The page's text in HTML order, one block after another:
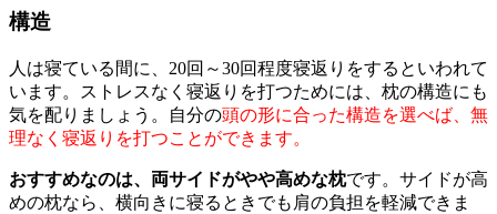
構造
人は寝ている間に、20回～30回程度寝返りをするといわれて
います。ストレスなく寝返りを打つためには、枕の構造にも
気を配りましょう。自分の頭の形に合った構造を選べば、無
理なく寝返りを打つことができます。
おすすめなのは、両サイドがやや高めな枕です。サイドが高
めの枕なら、横向きに寝るときでも肩の負担を軽減できま